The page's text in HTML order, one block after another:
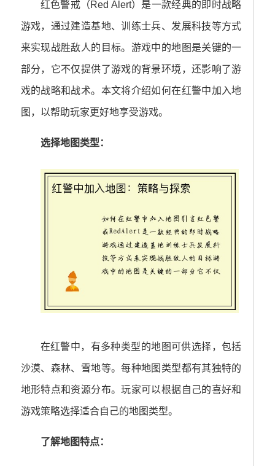
红色警戒（Red Alert）是一款经典的即时战略
游戏，通过建造基地、训练士兵、发展科技等方式
来实现战胜敌人的目标。游戏中的地图是关键的一
部分，它不仅提供了游戏的背景环境，还影响了游
戏的战略和战术。本文将介绍如何在红警中加入地
图，以帮助玩家更好地享受游戏。
选择地图类型：
在红警中，有多种类型的地图可供选择，包括
沙漠、森林、雪地等。每种地图类型都有其独特的
地形特点和资源分布。玩家可以根据自己的喜好和
游戏策略选择适合自己的地图类型。
了解地图特点：